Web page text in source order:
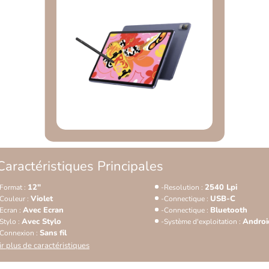
Principales
Format : 12"
Couleur : Violet
Ecran : Avec Ecran
Stylo : Avec Stylo
Connexion : Sans fil
Resolution : 2540 Lpi
Connectique : USB-C
Connectique : Bluetooth
Système d'exploitation :
plus de caractéristiques